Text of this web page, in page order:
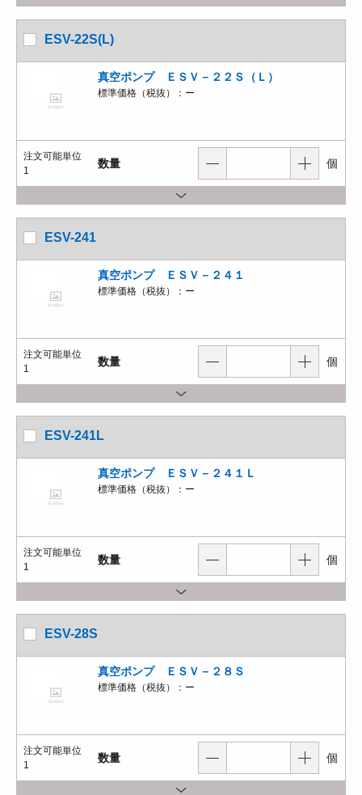
ESV-22S(L)
真空ポンプ ＥＳＶ－２２Ｓ（Ｌ）
標準価格（税抜）： ー
注文可能単位
1
数量 個
ESV-241
真空ポンプ ＥＳＶ－２４１
標準価格（税抜）： ー
注文可能単位
1
数量 個
ESV-241L
真空ポンプ ＥＳＶ－２４１Ｌ
標準価格（税抜）： ー
注文可能単位
1
数量 個
ESV-28S
真空ポンプ ＥＳＶ－２８Ｓ
標準価格（税抜）： ー
注文可能単位
1
数量 個